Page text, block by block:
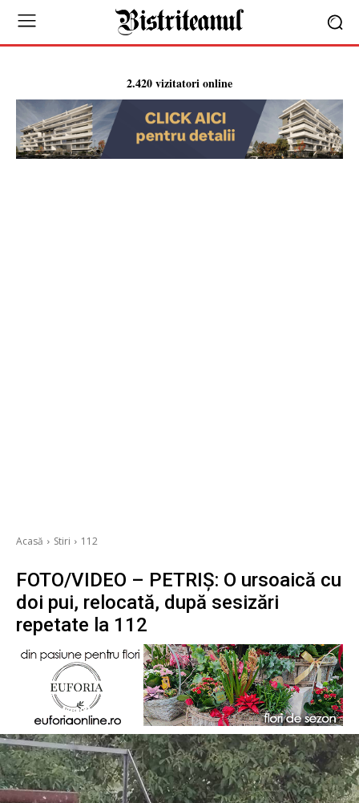
2.420 vizitatori online
Acasă Stiri 112
FOTO/VIDEO – PETRIȘ: O ursoaică cu
doi pui, relocată, după sesizări
repetate la 112